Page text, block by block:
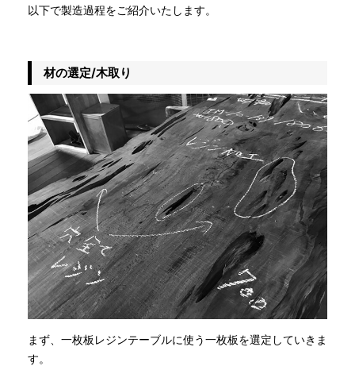
以下で製造過程をご紹介いたします。
材の選定/木取り
まず、一枚板レジンテーブルに使う一枚板を選定していきま
す。